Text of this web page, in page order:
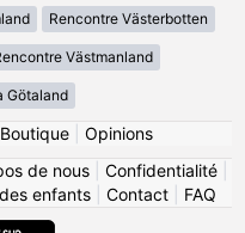
Rencontre Västerbotten
Västmanland
Götaland
Boutique| Opinions
de nous Confidentialité
enfants| Contact| FAQ